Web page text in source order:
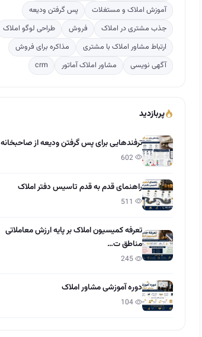
آموزش املاک و مستغلات
پس گرفتن ودیعه
جذب مشتری در املاک
فروش
طراحی لوگو املاک
ارتباط مشاور املاک با مشتری
مذاکره برای فروش
آگهی نویسی
مشاور املاک آماتور crm
پربازدید
ترفندهایی برای پس گرفتن ودیعه از صاحبخانه
راهنمای قدم به قدم تاسیس دفتر املاک
تعرفه کمیسیون املاک بر پایه ارزش معاملاتی
مناطق ت…
دوره آموزشی مشاور املاک